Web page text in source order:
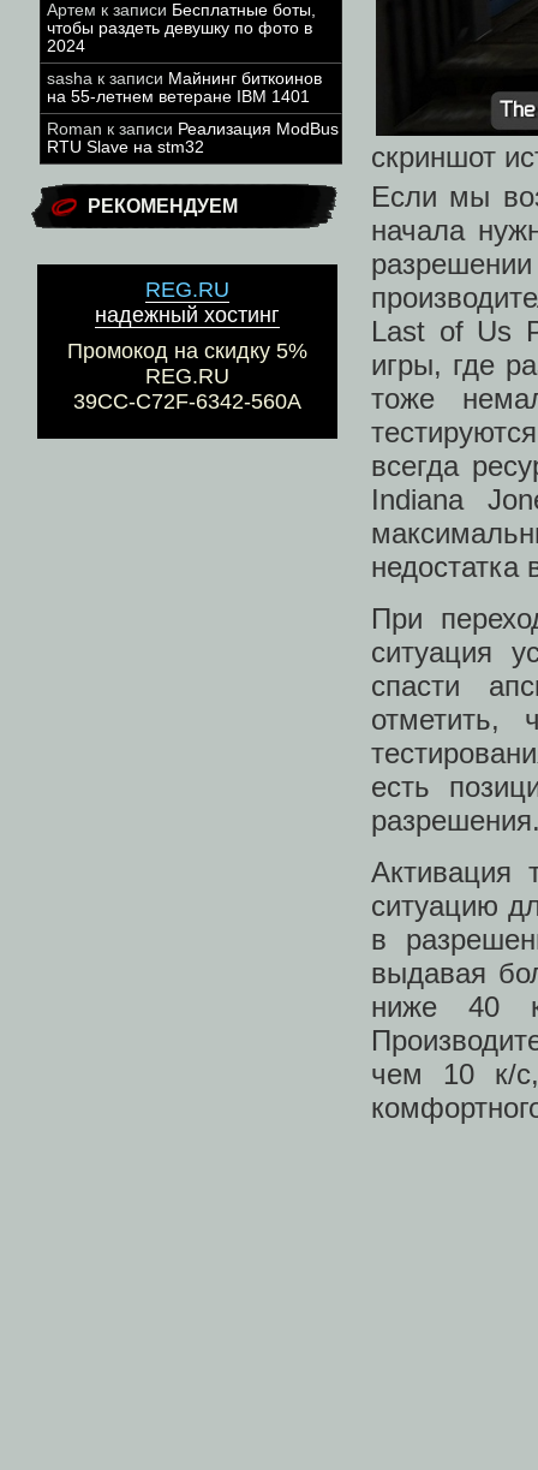
Артем к записи Бесплатные боты,
чтобы раздеть девушку по фото в
2024
sasha к записи Майнинг биткоинов
на 55-летнем ветеране IBM 1401
Roman к записи Реализация ModBus
RTU Slave на stm32
РЕКОМЕНДУЕМ
REG.RU
надежный хостинг
Промокод на скидку 5%
REG.RU
39CC-C72F-6342-560A
скриншот
Если мы
начала
Last of Us
игры, где
тоже
всегда
Indiana
При
ситуация
спасти
отметить,
есть
Активация
ситуацию
в
выдавая
ниже 40
чем 10 к/